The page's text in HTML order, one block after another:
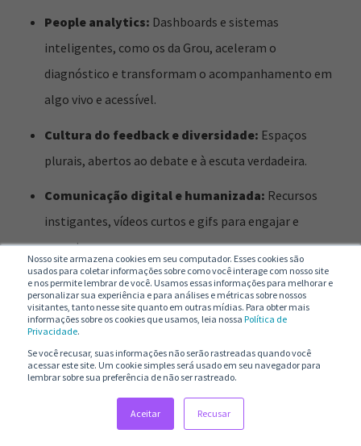
Nosso site armazena cookies em seu computador. Esses cookies são
usados para coletar informações sobre como você interage com nosso site
e nos permite lembrar de você. Usamos essas informações para melhorar e
personalizar sua experiência e para análises e métricas sobre nossos
visitantes, tanto nesse site quanto em outras mídias. Para obter mais
informações sobre os cookies que usamos, leia nossa Política de
Privacidade.
Se você recusar, suas informações não serão rastreadas quando você
acessar este site. Um cookie simples será usado em seu navegador para
lembrar sobre sua preferência de não ser rastreado.
Aceitar Recusar
People analytics: Dashboards e sistemas
inteligentes, como os da Grou, aceleram o
diagnóstico e transformam o acompanhamento em
algo vivo e acessível.
Cultura do feedback e diversidade: Espaços
plurais, abertos ao debate e à escuta verdadeira.
Comunicação digital e humanizada: Recursos
instigantes, vídeos curtos e gifs para engajar e
aproximar.
E, claro, tudo isso sem descuidar do equilíbrio entre vida
pessoal e profissional, algo cada vez mais valorizado pelas
novas gerações.
Dicas práticas para
alinhar RH aos